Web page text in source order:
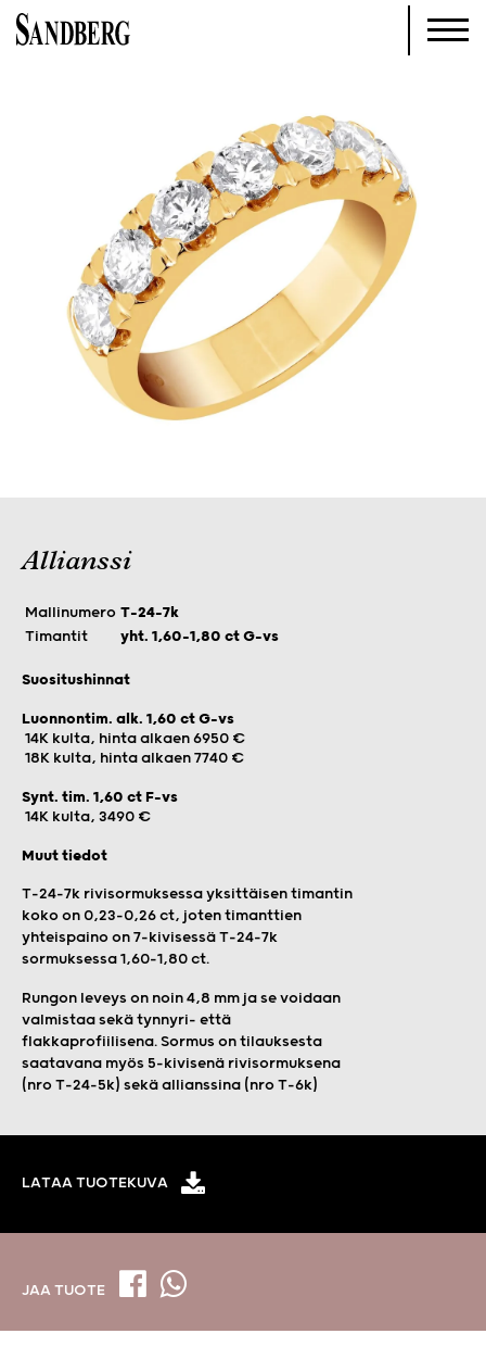
Allianssi
Mallinumero T-24-7k
Timantit
yht. 1,60–1,80 ct G-vs
Suositushinnat
Luonnontim. alk. 1,60 ct G-vs
14K kulta, hinta alkaen 6950 €
18K kulta, hinta alkaen 7740 €
Synt. tim. 1,60 ct F-vs
14K kulta, 3490 €
Muut tiedot
T-24-7k rivisormuksessa yksittäisen timantin
koko on 0,23–0,26 ct, joten timanttien
yhteispaino on 7-kivisessä T-24-7k
sormuksessa 1,60–1,80 ct.
Rungon leveys on noin 4,8 mm ja se voidaan
valmistaa sekä tynnyri- että
flakkaprofiilisena. Sormus on tilauksesta
saatavana myös 5-kivisenä rivisormuksena
(nro T-24-5k) sekä allianssina (nro T-6k)
LATAA TUOTEKUVA
JAA TUOTE